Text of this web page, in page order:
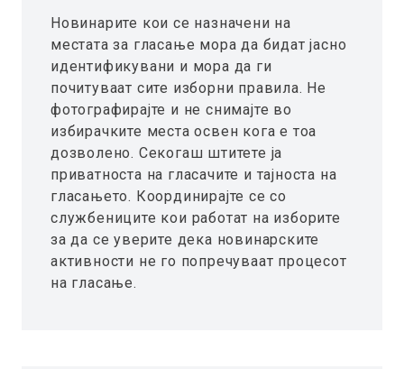
Новинарите кои се назначени на
местата за гласање мора да бидат јасно
идентификувани и мора да ги
почитуваат сите изборни правила. Не
фотографирајте и не снимајте во
избирачките места освен кога e тоа
дозволено. Секогаш штитете ја
приватноста на гласачите и тајноста на
гласањето. Координирајте се со
службениците кои работат на изборите
за да се уверите дека новинарските
активности не го попречуваат процесот
на гласање.